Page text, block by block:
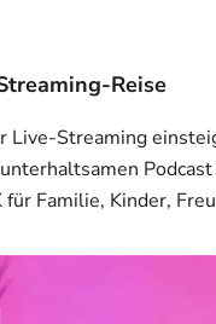
Reise
Live-Streaming
Familie, Kinder,